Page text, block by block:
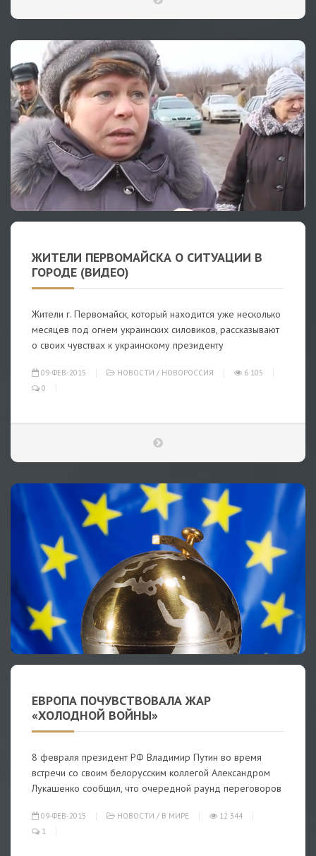
ЖИТЕЛИ ПЕРВОМАЙСКА О СИТУАЦИИ В
ГОРОДЕ (ВИДЕО)
Жители г. Первомайск, который находится уже несколько
месяцев под огнем украинских силовиков, рассказывают
о своих чувствах к украинскому президенту
09-ФЕВ-2015 НОВОСТИ / НОВОРОССИЯ
6 105
0
ЕВРОПА ПОЧУВСТВОВАЛА ЖАР
«ХОЛОДНОЙ ВОЙНЫ»
8 февраля президент РФ Владимир Путин во время
встречи со своим белорусским коллегой Александром
Лукашенко сообщил, что очередной раунд переговоров
09-ФЕВ-2015 НОВОСТИ / В МИРЕ
12 344
1